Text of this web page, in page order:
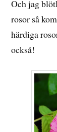
Och jag
rosor så
härdiga
också!